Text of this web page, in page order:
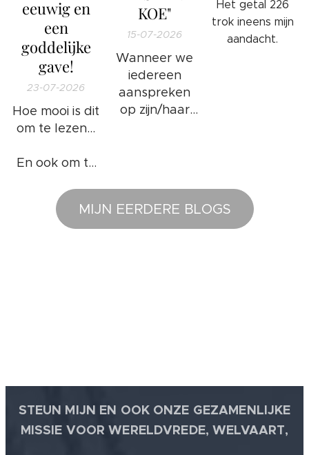
eeuwig en
een
goddelijke
gave!
23-07-2026
Hoe mooi is dit
om te lezen...
En ook om te
KOE"
15-07-2026
Wanneer we
iedereen
aanspreken
op zijn/haar
komt het
goed: 100%
Het getal 226
trok ineens mijn
aandacht.
MIJN EERDERE BLOGS
STEUN MIJN EN OOK ONZE GEZAMENLIJKE
MISSIE VOOR WERELDVREDE, WELVAART,